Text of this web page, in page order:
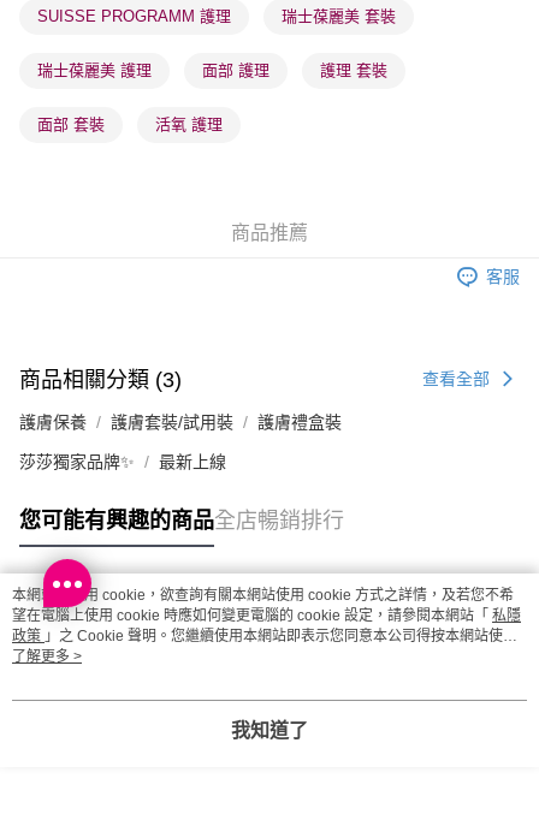
每筆HK$65.00，滿HK$300.00或以上免運費
(香港門市) 只顯示可選門市。確認發貨後2-5個工作天到店，3天內
每筆HK$20.00，滿HK$100.00或以上免運費
每筆HK$20.00，滿HK$100.00或以上免運費
運費表
SUISSE PROGRAMM 護理 瑞士葆麗美 套裝
瑞士葆麗美 護理 面部 護理 護理 套裝
面部 套裝 活氧 護理
商品推薦
客服
商品相關分類 (3) 查看全部
護膚保養 護膚套裝/試用裝 護膚禮盒裝
莎莎獨家品牌✨ 最新上線
您可能有興趣的商品全店暢銷排行
熱門標籤
熱銷排行
本網站中使用 cookie，欲查詢有關本網站使用 cookie 方式之詳情，及若您不希
望在電腦上使用 cookie 時應如何變更電腦的 cookie 設定，請參閱本網站「 私隱
政策 」之 Cookie 聲明。您繼續使用本網站即表示您同意本公司得按本網站使用
條款之 Cookie 聲明使用 cookie。
了解更多 >
我知道了